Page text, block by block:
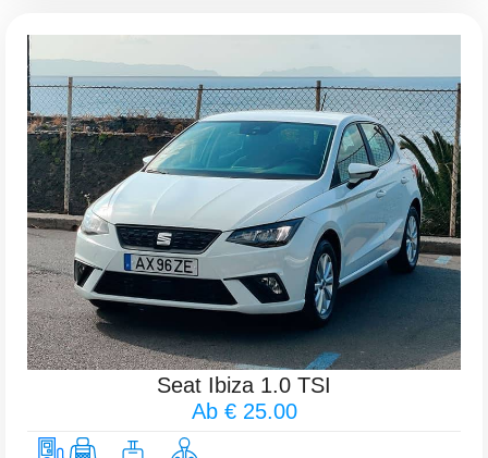
Seat Ibiza 1.0 TSI
Ab € 25.00